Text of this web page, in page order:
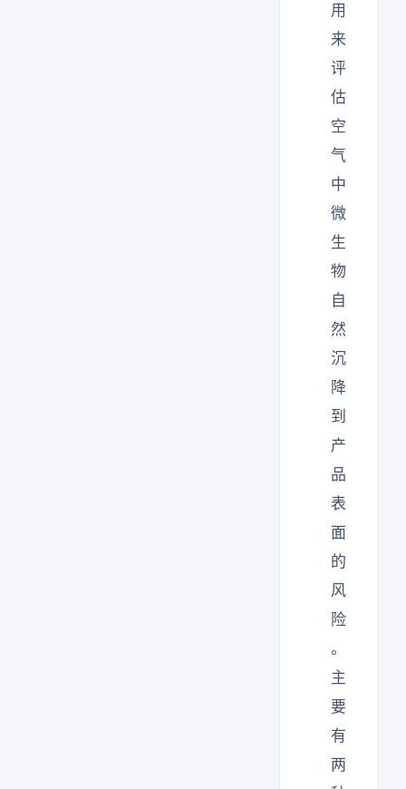
用
来
评
估
空
气
中
微
生
物
自
然
沉
降
到
产
品
表
面
的
风
险
。
主
要
有
两